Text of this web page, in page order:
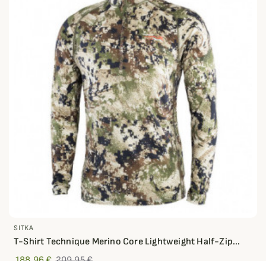
SITKA
T-Shirt Technique Merino Core Lightweight Half-Zip...